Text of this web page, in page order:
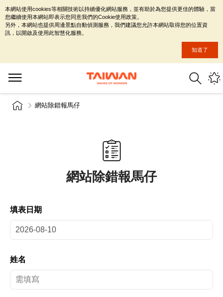
網站除錯報馬仔
網站除錯報馬仔
填表日期
姓名
本網站使用cookies等相關技術以持續優化網站服務，並有助於為您提供更佳的體驗，當
您繼續使用本網站即表示您同意我們的Cookie使用政策。
另外，本網站也提供周邊景點自動偵測服務，我們建議您允許本網站取得您的位置資
訊，以開啟及使用此智慧化服務。
知道了